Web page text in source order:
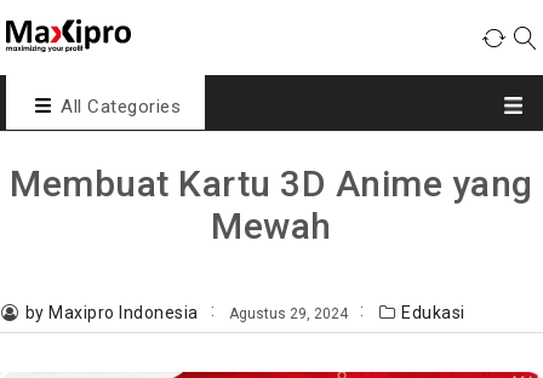
All Categories
Membuat Kartu 3D Anime yang
Mewah
by Maxipro Indonesia Agustus 29, 2024 Edukasi